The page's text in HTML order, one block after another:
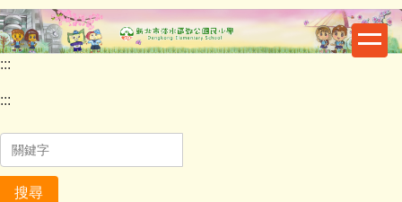
跳
到
主
內
區
:::
:::
搜尋